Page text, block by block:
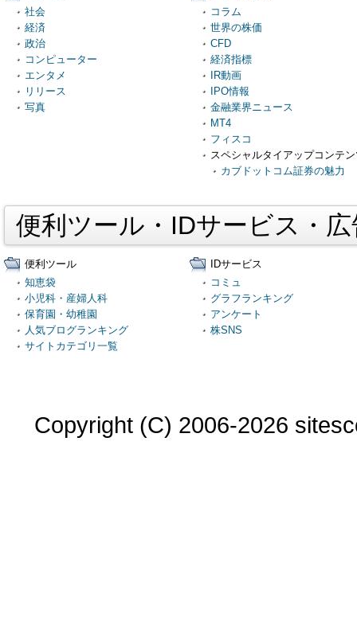
社会
経済
政治
コンピューター
エンタメ
リリース
写真
コラム
世界の株価
CFD
経済指標
IR動画
IPO情報
金融業界ニュース
MT4
フィスコ
スペシャルタイアップコンテ
カブドットコム証券の魅力
便利ツール・IDサービス・
便利ツール
知恵袋
小児科・産婦人科
保育園・幼稚園
人気ブログランキング
サイトカテゴリ一覧
IDサービス
コミュ
グラフランキング
アンケート
株SNS
Copyright (C) 2006-2026